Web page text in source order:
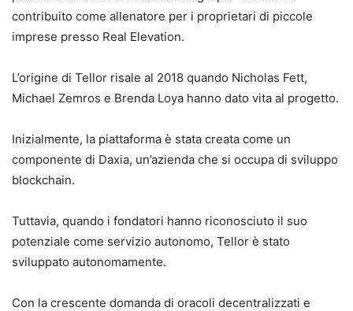
contribuito come allenatore per i proprietari di piccole
imprese presso Real Elevation.
L’origine di Tellor risale al 2018 quando Nicholas Fett,
Michael Zemros e Brenda Loya hanno dato vita al progetto.
Inizialmente, la piattaforma è stata creata come un
componente di Daxia, un’azienda che si occupa di sviluppo
blockchain.
Tuttavia, quando i fondatori hanno riconosciuto il suo
potenziale come servizio autonomo, Tellor è stato
sviluppato autonomamente.
Con la crescente domanda di oracoli decentralizzati e